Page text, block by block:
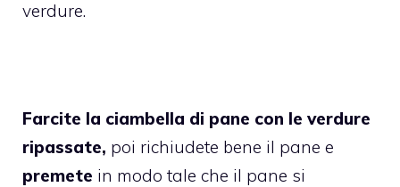
verdure.
Farcite la ciambella di pane con le verdure
ripassate, poi richiudete bene il pane e
premete in modo tale che il pane si